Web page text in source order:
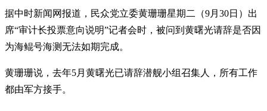
据中时新闻网报道，民众党立委黄珊珊星期二（9月30日）出
席“审计长投票意向说明”记者会时，被问到黄曙光请辞是否因
为海鲲号海测无法如期完成。
黄珊珊说，去年5月黄曙光已请辞潜舰小组召集人，所有工作
都由军方接手。